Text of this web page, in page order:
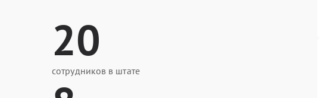
20
сотрудников в штате